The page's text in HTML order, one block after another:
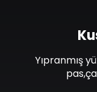
Yıpranmış